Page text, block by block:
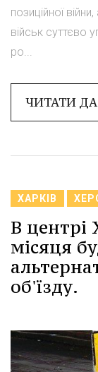
позиційної
військ суттєво
ро...
ЧИТАТИ
ХАРКІВ
В центрі
місяця
об'їзду.